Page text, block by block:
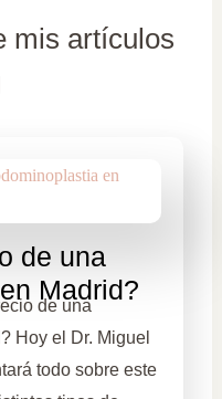
mis artículos
de una
Madrid?
de una
Hoy el Dr. Miguel
todo sobre este